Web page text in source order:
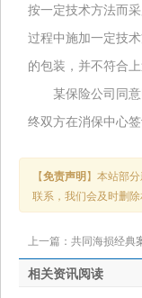
按一定技术方法而
过程中施加一定技
的包装，并不符合
某保险公司同意
终双方在消保中心
【免责声明】本站部
联系，我们会及时删除
上一篇： 共同海损经典
相关资讯阅读